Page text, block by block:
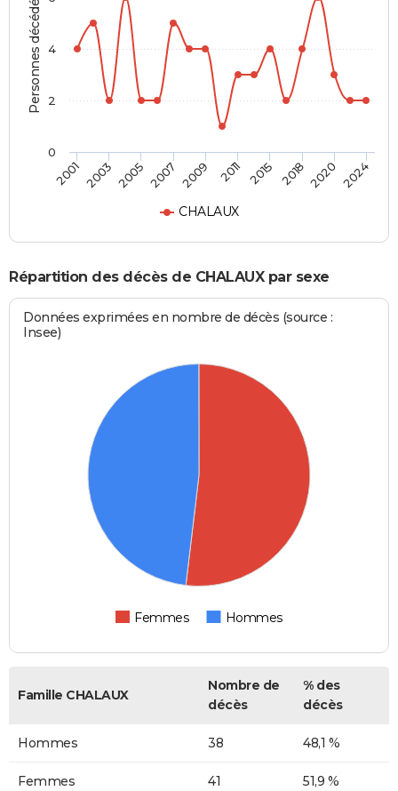
Personnes décédées
CHALAUX
2001 2003 2005 2007 2009 2011 2015 2018 2020 2024
0
2
4
Répartition des décès de CHALAUX par sexe
Données exprimées en nombre de décès (source :
Insee)
Femmes Hommes
Famille CHALAUX
Nombre de
décès
% des
décès
Hommes 38 48,1 %
Femmes 41 51,9 %